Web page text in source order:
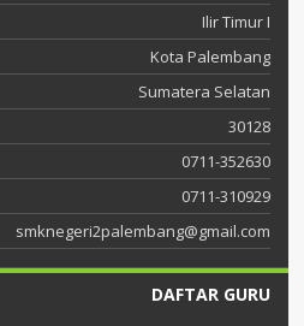
Ilir Timur I
Kota Palembang
Sumatera Selatan
30128
0711-352630
0711-310929
smknegeri2palembang@gmail.com
DAFTAR GURU